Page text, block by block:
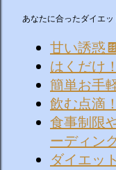
あなたに合ったダイエッ
甘い誘惑
はくだけ
簡単お手
飲む点滴
食事制限
ーディン
ダイエッ